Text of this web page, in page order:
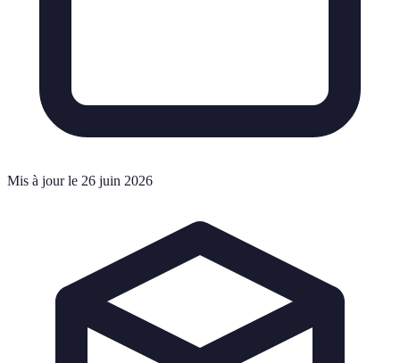
Mis à jour le 26 juin 2026